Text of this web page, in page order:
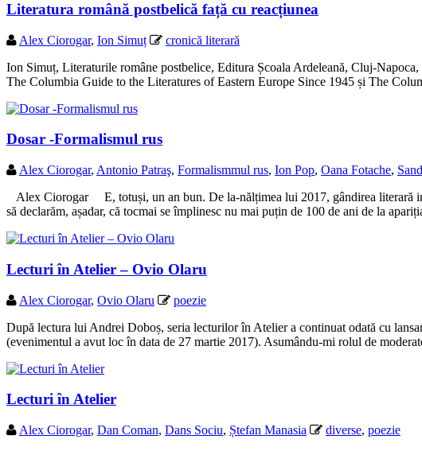
Literatura română postbelică față cu reacțiunea
Alex Ciorogar, Ion Simuț
cronică literară
Ion Simuț, Literaturile române postbelice, Editura Școala Ardeleană, Cluj-
The Columbia Guide to the Literatures of Eastern Europe Since 1945 și The
Dosar -Formalismul rus
Alex Ciorogar, Antonio Patraş, Formalismmul rus, Ion Pop, Oana Fotache,
Alex Ciorogar E, totuși, un an bun. De la-nălțimea lui 2017, gândirea literară
să declarăm, așadar, că tocmai se împlinesc nu mai puțin de 100 de ani de la
Lecturi în Atelier – Ovio Olaru
Alex Ciorogar, Ovio Olaru
poezie
După lectura lui Andrei Doboș, seria lecturilor în Atelier a continuat odată cu
(evenimentul a avut loc în data de 27 martie 2017). Asumându-mi rolul de
Lecturi în Atelier
Alex Ciorogar, Dan Coman, Dans Sociu, Ștefan Manasia diverse, poezie